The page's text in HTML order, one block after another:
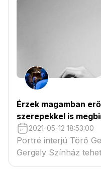
Érzek magamban
szerepekkel is
2021-05-12 18:53:00
Portré interjú Törő
Gergely Színház
Országút című